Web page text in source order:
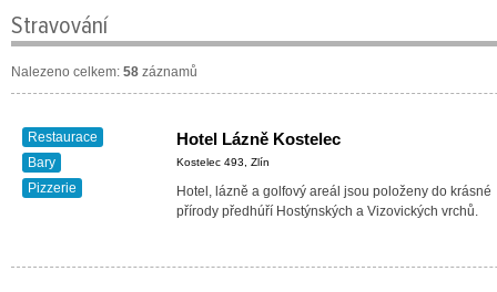
Stravování
Nalezeno celkem: 58 záznamů
Restaurace
Bary
Pizzerie
Hotel Lázně Kostelec
Kostelec 493, Zlín
Hotel, lázně a golfový areál jsou položeny do krásné
přírody předhúří Hostýnských a Vizovických vrchů.